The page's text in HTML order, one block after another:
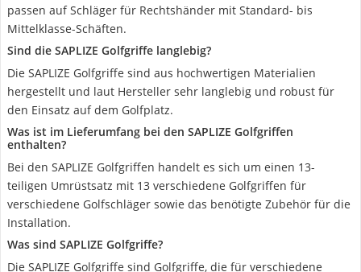
passen auf Schläger für Rechtshänder mit Standard- bis
Mittelklasse-Schäften.
Sind die SAPLIZE Golfgriffe langlebig?
Die SAPLIZE Golfgriffe sind aus hochwertigen Materialien
hergestellt und laut Hersteller sehr langlebig und robust für
den Einsatz auf dem Golfplatz.
Was ist im Lieferumfang bei den SAPLIZE Golfgriffen
enthalten?
Bei den SAPLIZE Golfgriffen handelt es sich um einen 13-
teiligen Umrüstsatz mit 13 verschiedene Golfgriffen für
verschiedene Golfschläger sowie das benötigte Zubehör für die
Installation.
Was sind SAPLIZE Golfgriffe?
Die SAPLIZE Golfgriffe sind Golfgriffe, die für verschiedene